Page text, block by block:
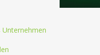
Unternehmen